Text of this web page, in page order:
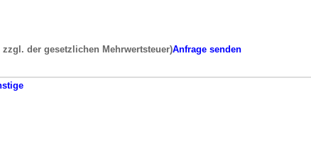
der gesetzlichen Mehrwertsteuer)Anfrage senden